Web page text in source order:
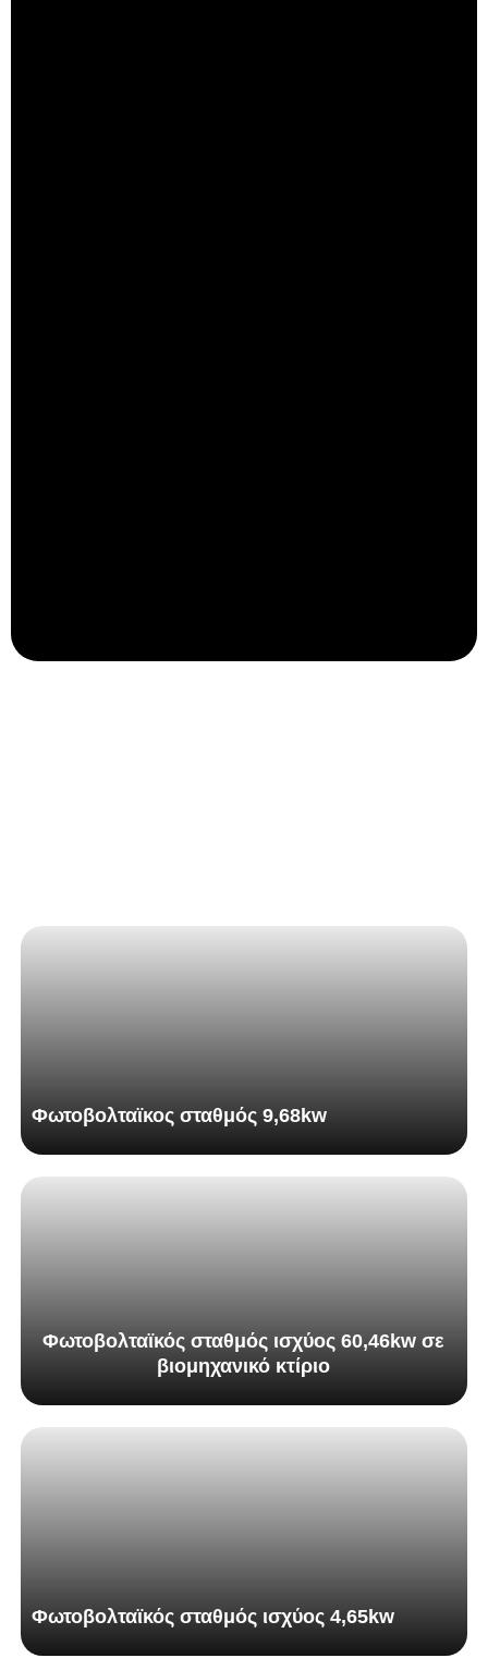
Φωτοβολταϊκος σταθμός 9,68kw
Φωτοβολταϊκός σταθμός ισχύος 60,46kw σε
βιομηχανικό κτίριο
Φωτοβολταϊκός σταθμός ισχύος 4,65kw